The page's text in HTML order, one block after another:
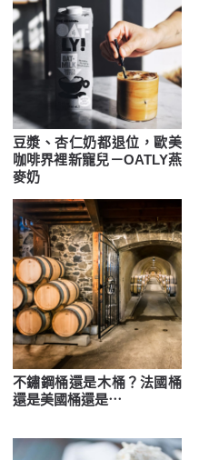
豆漿、杏仁奶都退位，歐美
咖啡界裡新寵兒－OATLY燕
麥奶
不鏽鋼桶還是木桶？法國桶
還是美國桶還是⋯